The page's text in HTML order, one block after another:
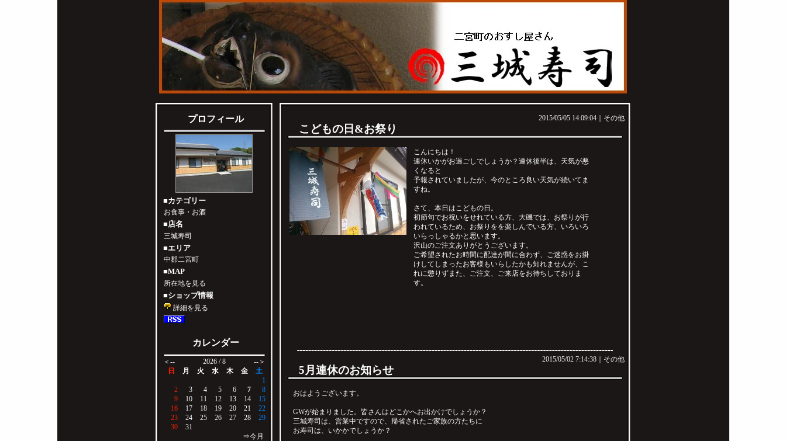
プロフィール
■カテゴリー
お食事・お酒
■店名
三城寿司
■エリア
中郡二宮町
■MAP
所在地を見る
■ショップ情報
詳細を見る
カレンダー
＜-- 2026 / 8
--＞
日
月 火 水 木 金
土
1
2
3 4 5 6 7
8
9
10 11 12 13 14
15
16
17 18 19 20 21
22
23
24 25 26 27 28
29
30
31
⇒今月
2015/05/05 14:09:04｜ その他
こどもの日&お祭り
こんにちは！
連休いかがお過ごしでしょうか？連休後半は、天気が悪
くなると
予報されていましたが、今のところ良い天気が続いてま
すね。
さて、本日はこどもの日。
初節句でお祝いをせれている方、大磯では、お祭りが行
われているため、お祭りをを楽しんでいる方、いろいろ
いらっしゃるかと思います。
沢山のご注文ありがとうございます。
ご希望されたお時間に配達が間に合わず、ご迷惑をお掛
けしてしまったお客様もいらしたかも知れませんが、こ
れに懲りずまた、ご注文、ご来店をお待ちしておりま
す。
2015/05/02 7:14:38｜ その他
5月連休のお知らせ
おはようございます。
GWが始まりました。皆さんはどこかへお出かけでしょうか？
三城寿司は、営業中ですので、帰省されたご家族の方たちに
お寿司は、いかかでしょうか？